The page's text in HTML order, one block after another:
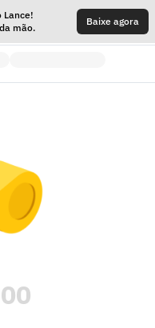
Lance!
mão.
Baixe agora